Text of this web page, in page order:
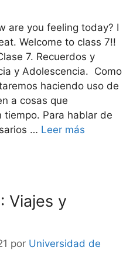
are you feeling today? I
Welcome to class 7!!
7. Recuerdos y
y Adolescencia. Como
haciendo uso de
a cosas que
tiempo. Para hablar de
… Leer más
Viajes y
por Universidad de